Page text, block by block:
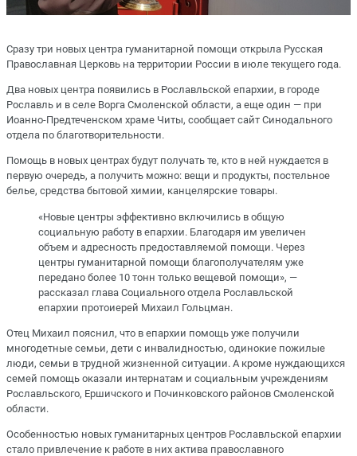
Сразу три новых центра гуманитарной помощи открыла Русская
Православная Церковь на территории России в июле текущего года.
Два новых центра появились в Рославльской епархии, в городе
Рославль и в селе Ворга Смоленской области, а еще один — при
Иоанно-Предтеченском храме Читы, сообщает сайт Синодального
отдела по благотворительности.
Помощь в новых центрах будут получать те, кто в ней нуждается в
первую очередь, а получить можно: вещи и продукты, постельное
белье, средства бытовой химии, канцелярские товары.
«Новые центры эффективно включились в общую
социальную работу в епархии. Благодаря им увеличен
объем и адресность предоставляемой помощи. Через
центры гуманитарной помощи благополучателям уже
передано более 10 тонн только вещевой помощи», —
рассказал глава Социального отдела Рославльской
епархии протоиерей Михаил Гольцман.
Отец Михаил пояснил, что в епархии помощь уже получили
многодетные семьи, дети с инвалидностью, одинокие пожилые
люди, семьи в трудной жизненной ситуации. А кроме нуждающихся
семей помощь оказали интернатам и социальным учреждениям
Рославльского, Ершичского и Починковского районов Смоленской
области.
Особенностью новых гуманитарных центров Рославльской епархии
стало привлечение к работе в них актива православного